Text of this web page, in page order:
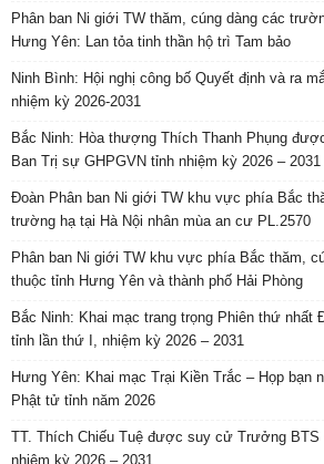
Phân ban Ni giới TW thăm, cúng dàng các
Hưng Yên: Lan tỏa tinh thần hộ trì Tam bảo
Ninh Bình: Hội nghị công bố Quyết định và ra
nhiệm kỳ 2026-2031
Bắc Ninh: Hòa thượng Thích Thanh Phụng
Ban Trị sự GHPGVN tỉnh nhiệm kỳ 2026 – 2031
Đoàn Phân ban Ni giới TW khu vực phía Bắc
trường hạ tại Hà Nội nhân mùa an cư PL.2570
Phân ban Ni giới TW khu vực phía Bắc thăm,
thuộc tỉnh Hưng Yên và thành phố Hải Phòng
Bắc Ninh: Khai mạc trang trọng Phiên thứ nhất
tỉnh lần thứ I, nhiệm kỳ 2026 – 2031
Hưng Yên: Khai mạc Trại Kiền Trắc – Họp bạn
Phật tử tỉnh năm 2026
TT. Thích Chiếu Tuệ được suy cử Trưởng BTS
nhiệm kỳ 2026 – 2031